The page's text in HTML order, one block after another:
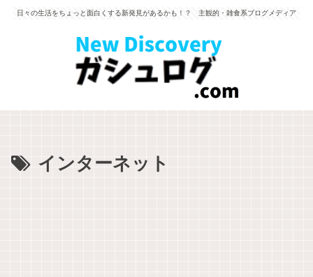
日々の生活をちょっと面白くする新発見があるかも！？ 主観的・雑食系ブログメディア
インターネット